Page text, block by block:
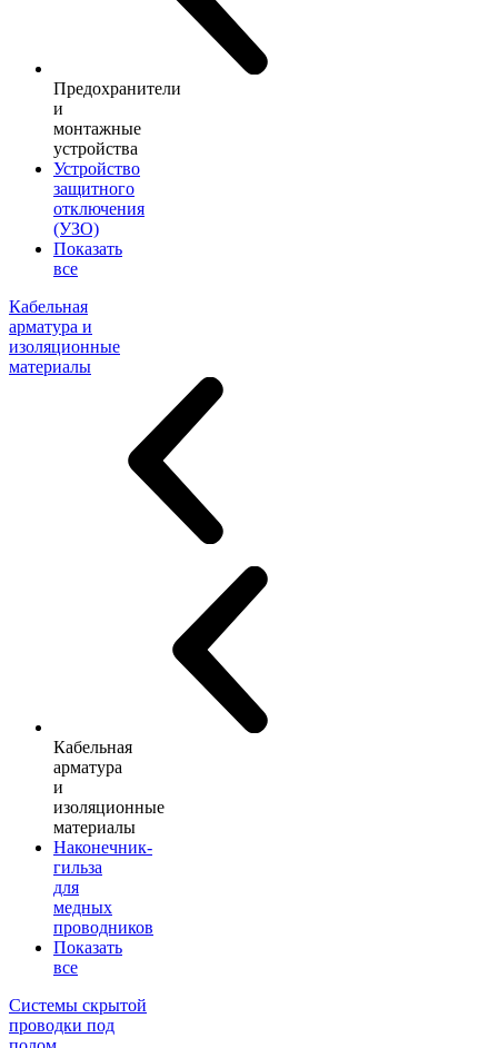
Предохранители
и
монтажные
устройства
Устройство
защитного
отключения
(УЗО)
Показать
все
Кабельная
арматура и
изоляционные
материалы
Кабельная
арматура
и
изоляционные
материалы
Наконечник-
гильза
для
медных
проводников
Показать
все
Системы скрытой
проводки под